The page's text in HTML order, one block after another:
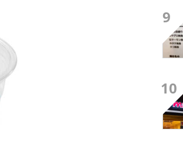
9
10